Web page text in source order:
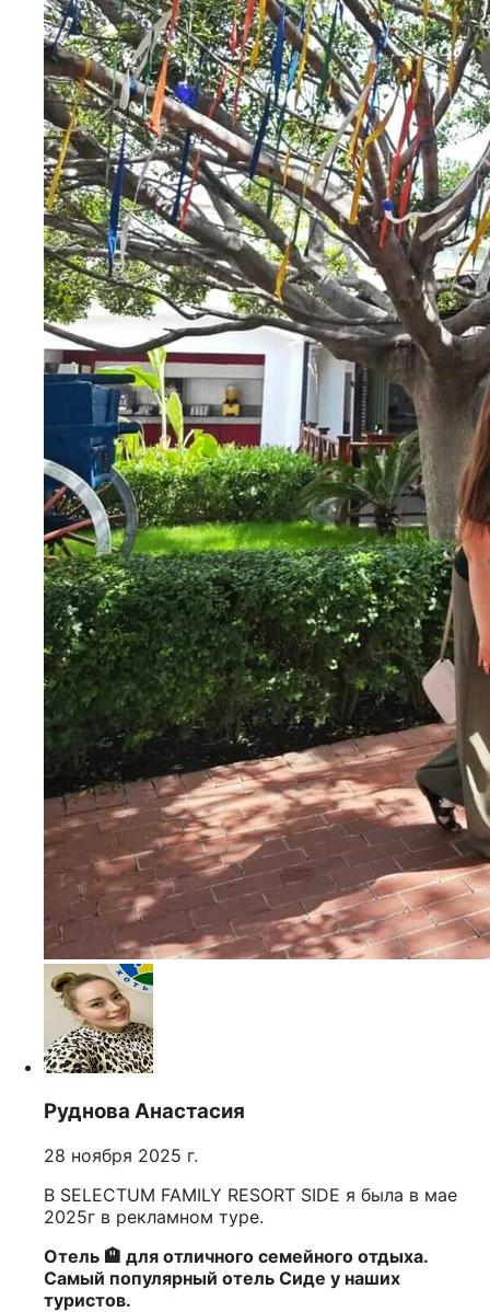
Руднова Анастасия
28 ноября 2025 г.
В SELECTUM FAMILY RESORT SIDE я была в мае
2025г в рекламном туре.
Отель 🏨 для отличного семейного отдыха.
Самый популярный отель Сиде у наших
туристов.